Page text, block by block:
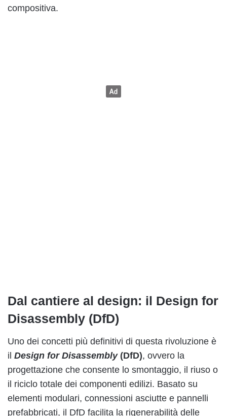
compositiva.
Dal cantiere al design: il Design for
Disassembly (DfD)
Uno dei concetti più definitivi di questa rivoluzione è
il Design for Disassembly(DfD), ovvero la
progettazione che consente lo smontaggio, il riuso o
il riciclo totale dei componenti edilizi. Basato su
elementi modulari, connessioni asciutte e pannelli
prefabbricati, il DfD facilita la rigenerabilità delle